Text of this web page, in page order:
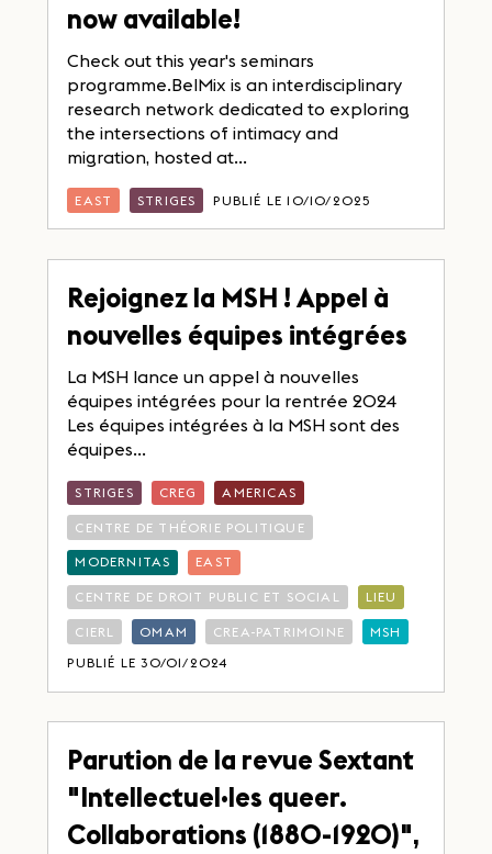
now available!
Check out this year's seminars
programme.BelMix is an interdisciplinary
research network dedicated to exploring
the intersections of intimacy and
migration, hosted at...
EAST STRIGES PUBLIÉ LE 10/10/2025
Rejoignez la MSH ! Appel à
nouvelles équipes intégrées
La MSH lance un appel à nouvelles
équipes intégrées pour la rentrée 2024
Les équipes intégrées à la MSH sont des
équipes...
STRIGES CREG AMERICAS
CENTRE DE THÉORIE POLITIQUE
MODERNITAS EAST
CENTRE DE DROIT PUBLIC ET SOCIAL LIEU
CIERL OMAM CREA-PATRIMOINE
MSH
PUBLIÉ LE 30/01/2024
Parution de la revue Sextant
"Intellectuel·les queer.
Collaborations (1880-1920)",